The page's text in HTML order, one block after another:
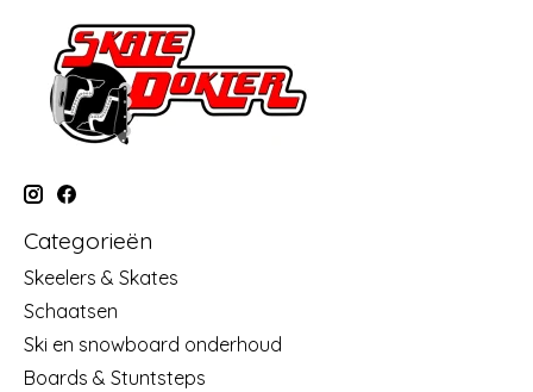
Categorieën
Skeelers & Skates
Schaatsen
Ski en snowboard onderhoud
Boards & Stuntsteps